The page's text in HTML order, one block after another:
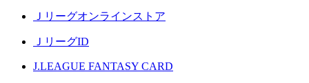
Ｊリーグオンラインストア
ＪリーグID
J.LEAGUE FANTASY CARD